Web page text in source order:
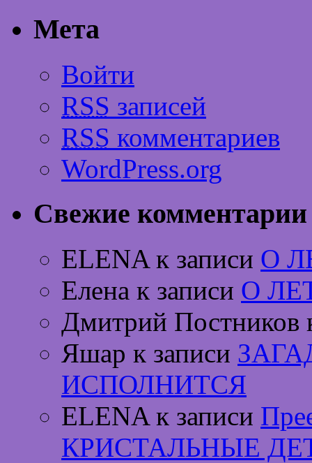
Мета
Войти
RSS записей
RSS комментариев
WordPress.org
Свежие комментарии
ELENA к записи О
Елена к записи О
Дмитрий Постников
Яшар к записи
ИСПОЛНИТСЯ
ELENA к записи
КРИСТАЛЬНЫЕ